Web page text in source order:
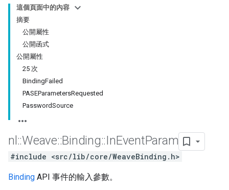
這個頁面中的內容
摘要
公開屬性
公開函式
公開屬性
25 次
BindingFailed
PASEParametersRequested
PasswordSource
nl ::Weave::Binding::InEventParam
#include <src/lib/core/WeaveBinding.h>
Binding API 事件的輸入參數。